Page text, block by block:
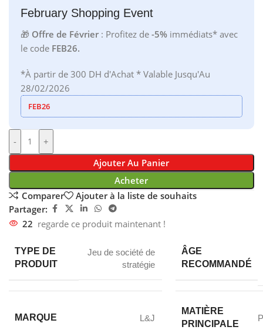
February Shopping Event
🎁 Offre de Février : Profitez de -5% immédiats* avec
le code FEB26.
*À partir de 300 DH d'Achat * Valable Jusqu'Au
28/02/2026
FEB26
-
+
Ajouter Au Panier
Acheter
Comparer
Ajouter à la liste de souhaits
Partager:
22 regarde ce produit maintenant !
TYPE DE
PRODUIT
Jeu de société de
stratégie
ÂGE
RECOMMANDÉ
MARQUE L&J
MATIÈRE
PRINCIPALE